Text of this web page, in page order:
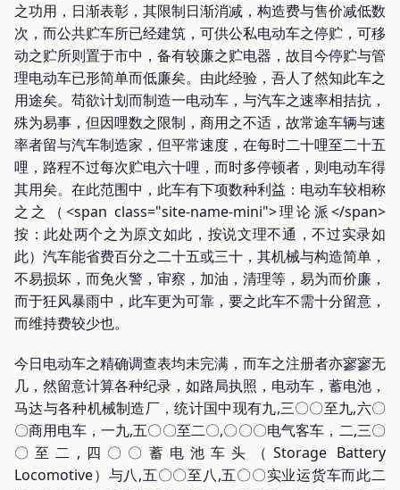
之功用，日渐表彰，其限制日渐消减，构造费与售价减低数
次，而公共贮车所已经建筑，可供公私电动车之停贮，可移
动之贮所则置于市中，备有较廉之贮电器，故目今停贮与管
理电动车已形简单而低廉矣。由此经验，吾人了然知此车之
用途矣。苟欲计划而制造一电动车，与汽车之速率相拮抗，
殊为易事，但因哩数之限制，商用之不适，故常途车辆与速
率者留与汽车制造家，但平常速度，在每时二十哩至二十五
哩，路程不过每次贮电六十哩，而时多停顿者，则电动车得
其用矣。在此范围中，此车有下项数种利益：电动车较相称
之之（<span class="site-name-mini">理论派</span>
按：此处两个之为原文如此，按说文理不通，不过实录如
此）汽车能省费百分之二十五或三十，其机械与构造简单，
不易损坏，而免火警，审察，加油，清理等，易为而价廉，
而于狂风暴雨中，此车更为可靠，要之此车不需十分留意，
而维持费较少也。
今日电动车之精确调查表均未完满，而车之注册者亦寥寥无
几，然留意计算各种纪录，如路局执照，电动车，蓄电池，
马达与各种机械制造厂，统计国中现有九,三〇〇至九,六〇
〇商用电车，一九,五〇〇至二〇,〇〇〇电气客车，二,三〇
〇至二,四〇〇蓄电池车头（Storage Battery
Locomotive）与八,五〇〇至八,五〇〇实业运货车而此二